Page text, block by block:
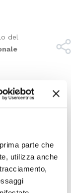
parte che
utilizza anche
del